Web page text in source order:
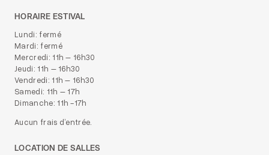
HORAIRE ESTIVAL
Lundi: fermé
Mardi: fermé
Mercredi: 11h – 16h30
Jeudi: 11h – 16h30
Vendredi: 11h – 16h30
Samedi: 11h – 17h
Dimanche: 11h -17h
Aucun frais d’entrée.
LOCATION DE SALLES